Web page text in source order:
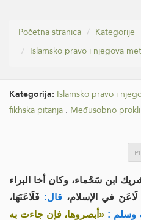
Početna stranica
Kategorije
Islamsko pravo i njegova
Kategorija: Islamsko pravo i
fikhska pitanja . Međusobno
ابن سَحْماء، وكان أخا البراء
في الإسلام، قال: فَلَاعَنَهَا،
وسلم : «أبصروها، فإن جاءت به